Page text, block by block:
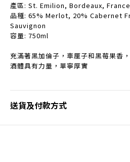
產區: St. Emilion, Bordeaux, France
品種: 65% Merlot, 20% Cabernet
Sauvignon
容量: 750ml
充滿著黑加倫子，車厘子和黑莓果香
酒體具有力量，單寧厚實
送貨及付款方式